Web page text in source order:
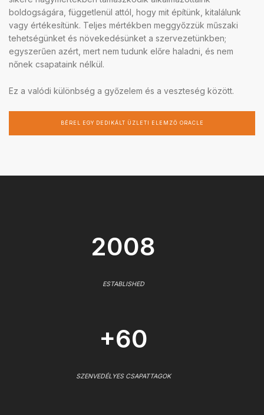
boldogságára, függetlenül attól, hogy mit építünk, kitalálunk
vagy értékesítünk. Teljes mértékben meggyőzzük műszaki
tehetségünket és növekedésünket a szervezetünkben;
egyszerűen azért, mert nem tudunk előre haladni, és nem
nőnek csapataink nélkül.
Ez a valódi különbség a győzelem és a veszteség között.
BÉREL EGY DEDIKÁLT ÜZLETI ELEMZŐ ORACLE
2008
ESTABLISHED
+60
SZENVEDÉLYES CSAPATTAGOK